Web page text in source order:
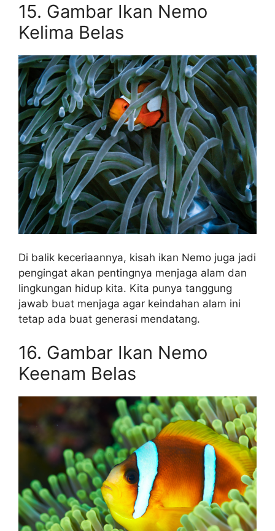
15. Gambar Ikan Nemo
Kelima Belas
Di balik keceriaannya, kisah ikan Nemo juga jadi
pengingat akan pentingnya menjaga alam dan
lingkungan hidup kita. Kita punya tanggung
jawab buat menjaga agar keindahan alam ini
tetap ada buat generasi mendatang.
16. Gambar Ikan Nemo
Keenam Belas